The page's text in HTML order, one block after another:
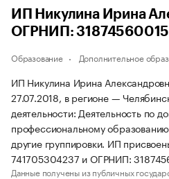
ИП Никулина Ирина
ОГРНИП:
Образование Дополнительное
ИП Никулина Ирина
27.07.2018, в регионе —
деятельности: Деятельность по
профессиональному
другие группировки. ИП
741705304237 и ОГРНИП:
Данные получены из публичных